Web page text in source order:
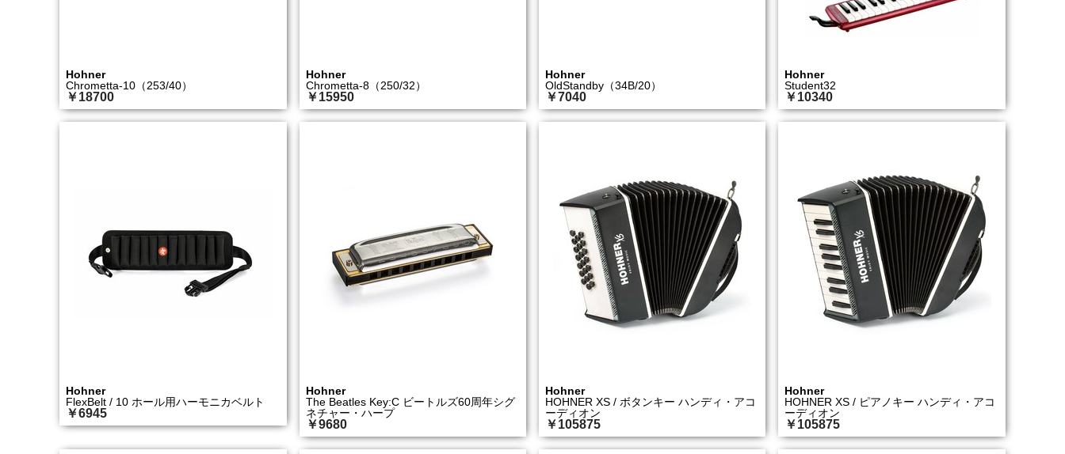
Hohner
Chrometta-10（253/40）
￥18700
Hohner
Chrometta-8（250/32）
￥15950
Hohner
OldStandby（34B/20）
￥7040
Hohner
Student32
￥10340
Hohner
FlexBelt / 10 ホール用ハーモニカベルト
￥6945
Hohner
The Beatles Key:C ビートルズ60周年シグ
ネチャー・ハープ
￥9680
Hohner
HOHNER XS / ボタンキー ハンディ・アコ
ーディオン
￥105875
Hohner
HOHNER XS / ピアノキー ハンディ・アコ
ーディオン
￥105875